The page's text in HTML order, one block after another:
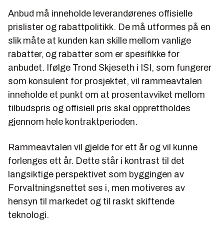
Anbud må inneholde leverandørenes offisielle
prislister og rabattpolitikk. De må utformes på en
slik måte at kunden kan skille mellom vanlige
rabatter, og rabatter som er spesifikke for
anbudet. Ifølge Trond Skjeseth i ISI, som fungerer
som konsulent for prosjektet, vil rammeavtalen
inneholde et punkt om at prosentavviket mellom
tilbudspris og offisiell pris skal opprettholdes
gjennom hele kontraktperioden.
Rammeavtalen vil gjelde for ett år og vil kunne
forlenges ett år. Dette står i kontrast til det
langsiktige perspektivet som byggingen av
Forvaltningsnettet ses i, men motiveres av
hensyn til markedet og til raskt skiftende
teknologi.